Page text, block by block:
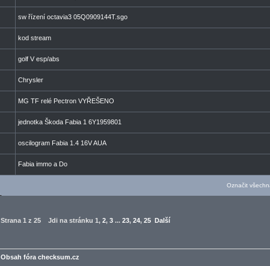
sw řízení octavia3 05Q0909144T.sgo
kod stream
golf V esp/abs
Chrysler
MG TF relé Pectron VYŘEŠENO
jednotka Škoda Fabia 1 6Y1959801
oscilogram Fabia 1.4 16V AUA
Fabia immo a Do
Označit
Strana 1 z 25 Jdi na stránku 1, 2, 3 ... 23, 24, 25 Další
Obsah fóra checksum.cz